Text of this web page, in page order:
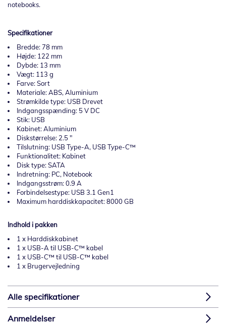
notebooks.
Specifikationer
Bredde: 78 mm
Højde: 122 mm
Dybde: 13 mm
Vægt: 113 g
Farve: Sort
Materiale: ABS, Aluminium
Strømkilde type: USB Drevet
Indgangsspænding: 5 V DC
Stik: USB
Kabinet: Aluminium
Diskstørrelse: 2.5 "
Tilslutning: USB Type-A, USB Type-C™
Funktionalitet: Kabinet
Disk type: SATA
Indretning: PC, Notebook
Indgangsstrøm: 0.9 A
Forbindelsestype: USB 3.1 Gen1
Maximum harddiskkapacitet: 8000 GB
Indhold i pakken
1 x Harddiskkabinet
1 x USB-A til USB-C™ kabel
1 x USB-C™ til USB-C™ kabel
1 x Brugervejledning
Alle specifikationer
Anmeldelser